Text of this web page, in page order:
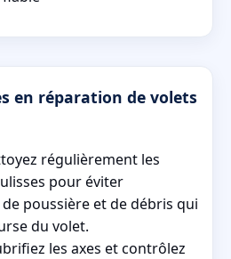
en réparation de volets
régulièrement les
pour éviter
poussière et de débris qui
du volet.
les axes et contrôlez